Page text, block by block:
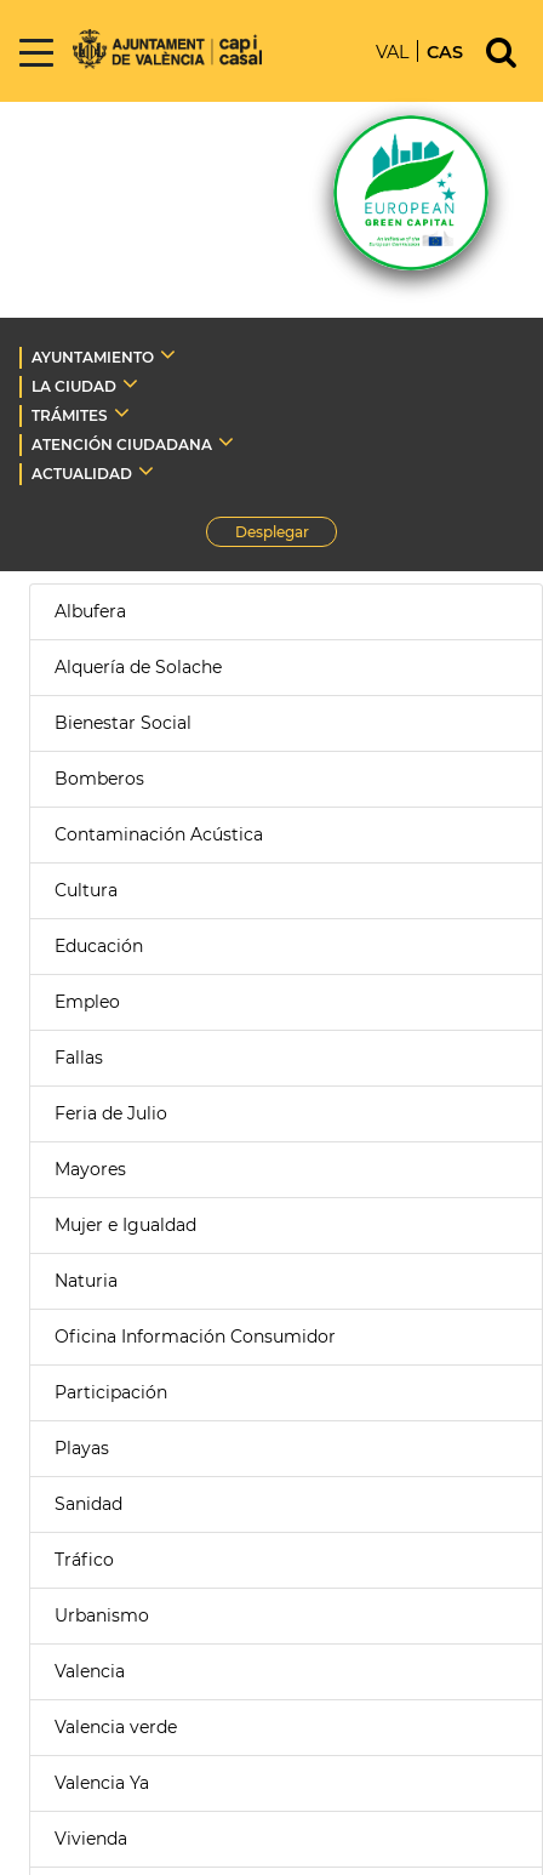
VAL CAS
AYUNTAMIENTO
LA CIUDAD
TRÁMITES
ATENCIÓN CIUDADANA
ACTUALIDAD
Desplegar
Albufera
Alquería de Solache
Bienestar Social
Bomberos
Contaminación Acústica
Cultura
Educación
Empleo
Fallas
Feria de Julio
Mayores
Mujer e Igualdad
Naturia
Oficina Información Consumidor
Participación
Playas
Sanidad
Tráfico
Urbanismo
Valencia
Valencia verde
Valencia Ya
Vivienda